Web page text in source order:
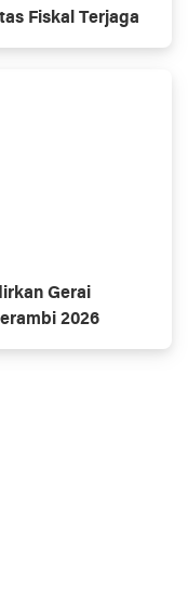
Fiskal Terjaga
Gerai
2026